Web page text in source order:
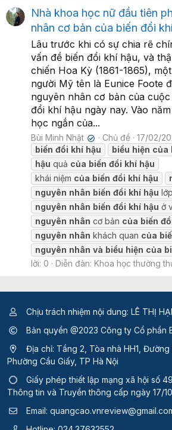
Nhà khoa học nữ đầu tiên
nhân cơ bản của biến đổi
Lâu trước khi có sự chia rẽ
vấn đề biến đổi khí hậu, và
chiến Hoa Kỳ (1861-1865),
người Mỹ tên là Eunice Foote
nguyên nhân cơ bản của
đổi khí hậu ngày nay. Vào
học ngắn của...
Bùi Minh Nhật ✔ Chủ đề
17/02/
biến đổi khí hậu biểu hiện của
hậu quả của biến đổi khí hậu
khái niệm của biến đổi khí hậu
nguyên nhân biến đổi khí hậu
nguyên nhân biến đổi khí hậu ở
nguyên nhân cơ bản của biến
nguyên nhân khách quan của
nguyên nhân và biểu hiện của
lời: 0
Diễn đàn: Khoa học thường
Chịu trách nhiệm nội dung: LÊ THỊ
Bản quyền @2023 Công ty Cổ phần
Địa chỉ: Tầng 2, Tòa nhà HH1, Đường
Phường Cầu Giấy, TP Hà Nội
Giấy phép thiết lập mạng xã hội số
Thông tin và Truyền thông cấp ngày 17/
Email: